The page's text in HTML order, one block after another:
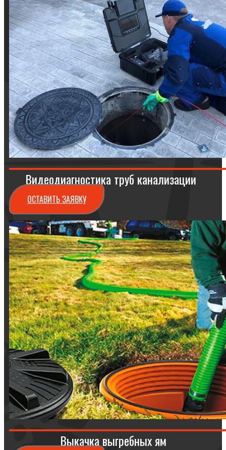
Видеодиагностика труб канализации
ОСТАВИТЬ ЗАЯВКУ
Выкачка выгребных ям